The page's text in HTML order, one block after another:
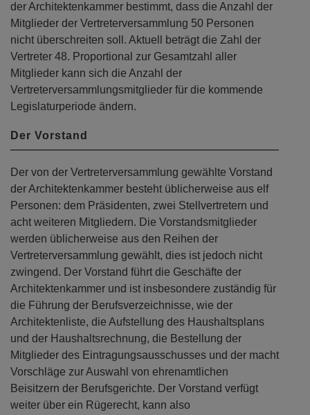
der Architektenkammer bestimmt, dass die Anzahl der
Mitglieder der Vertreterversammlung 50 Personen
nicht überschreiten soll. Aktuell beträgt die Zahl der
Vertreter 48. Proportional zur Gesamtzahl aller
Mitglieder kann sich die Anzahl der
Vertreterversammlungsmitglieder für die kommende
Legislaturperiode ändern.
Der Vorstand
Der von der Vertreterversammlung gewählte Vorstand
der Architektenkammer besteht üblicherweise aus elf
Personen: dem Präsidenten, zwei Stellvertretern und
acht weiteren Mitgliedern. Die Vorstandsmitglieder
werden üblicherweise aus den Reihen der
Vertreterversammlung gewählt, dies ist jedoch nicht
zwingend. Der Vorstand führt die Geschäfte der
Architektenkammer und ist insbesondere zuständig für
die Führung der Berufsverzeichnisse, wie der
Architektenliste, die Aufstellung des Haushaltsplans
und der Haushaltsrechnung, die Bestellung der
Mitglieder des Eintragungsausschusses und der macht
Vorschläge zur Auswahl von ehrenamtlichen
Beisitzern der Berufsgerichte. Der Vorstand verfügt
weiter über ein Rügerecht, kann also